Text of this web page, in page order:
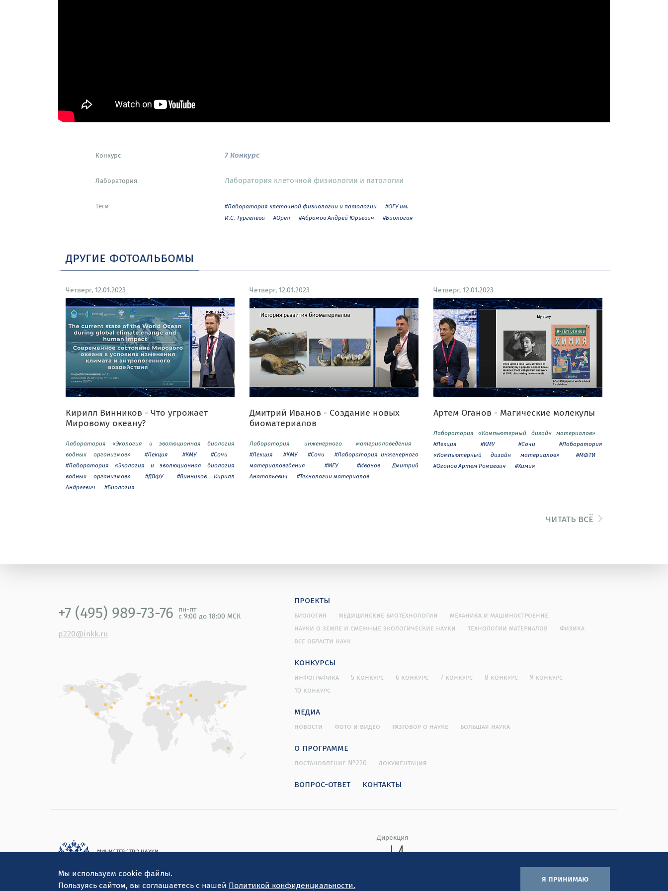
Мы используем cookie файлы.
Пользуясь сайтом, вы соглашаетесь с нашей Политикой конфиденциальности.
я принимаю
Конкурс 7 Конкурс
Лаборатория Лаборатория клеточной физиологии и патологии
Теги #Лаборатория клеточной физиологии и патологии
#ОГУ им.
И.С. Тургенева
#Орел #Абрамов Андрей Юрьевич #Биология
другие фотоальбомы
Четверг, 12.01.2023
Кирилл Винников - Что угрожает
Мировому океану?
Лаборатория «Экология и эволюционная биология
водных организмов»
#Лекция #КМУ
#Сочи
#Лаборатория «Экология и эволюционная биология
водных организмов»
#ДВФУ
#Винников Кирилл
Андреевич
#Биология
Четверг, 12.01.2023
Дмитрий Иванов - Создание новых
биоматериалов
Лаборатория инженерного материаловедения
#Лекция
#КМУ #Сочи
#Лаборатория инженерного
материаловедения
#МГУ
#Иванов Дмитрий
Анатольевич
#Технологии материалов
Четверг, 12.01.2023
Артем Оганов - Магические молекулы
Лаборатория «Компьютерный дизайн материалов»
#Лекция
#КМУ #Сочи
#Лаборатория
«Компьютерный дизайн материалов»
#МФТИ
#Оганов Артем Ромаевич
#Химия
читать всё
+7 (495) 989-73-76 пн-пт
с 9:00 до 18:00 МСК
p220@inkk.ru
проекты
биология медицинские биотехнологии
механика и машиностроение
науки о земле и смежные экологические науки
технологии материалов
физика
все области наук
конкурсы
инфографика 5 конкурс 6 конкурс 7 конкурс 8 конкурс
9 конкурс
10 конкурс
медиа
новости фото и видео разговор о науке большая наука
о программе
постановление №220 документация
вопрос-ответ контакты
Дирекция